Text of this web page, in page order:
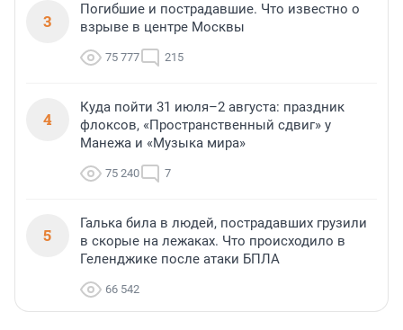
3
Погибшие и пострадавшие. Что известно о
взрыве в центре Москвы
75 777 215
4
Куда пойти 31 июля–2 августа: праздник
флоксов, «Пространственный сдвиг» у
Манежа и «Музыка мира»
75 240 7
5
Галька била в людей, пострадавших грузили
в скорые на лежаках. Что происходило в
Геленджике после атаки БПЛА
66 542